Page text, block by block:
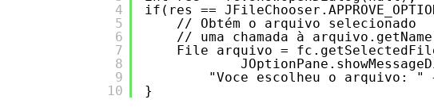
4
5
6
7
8
9
10
if(res ==
// Obtém o arquivo selecionado
// uma chamada à
File arquivo =
"Voce escolheu o arquivo: "
}